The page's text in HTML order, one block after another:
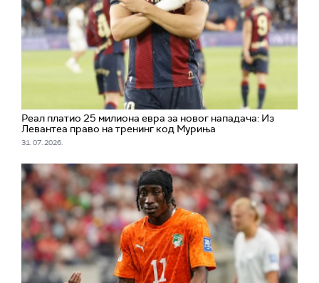
Реал платио 25 милиона евра за новог нападача: Из
Левантеа право на тренинг код Муриња
31. 07. 2026.